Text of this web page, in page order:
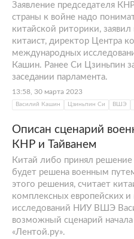
Заявление председателя
страны к войне надо
китайской риторики,
китаист, директор Центра
международных
Кашин. Ранее Си Цзиньпин
заседании парламента.
13:58, 30 марта 2023
Василий Кашин Цзиньпин Си ВШЭ
Описан сценарий
КНР и Тайванем
Китай либо принял
будет решена военным
этого решения, считает
комплексных европейских
исследований НИУ ВШЭ
возможный сценарий
«Лентой.ру».